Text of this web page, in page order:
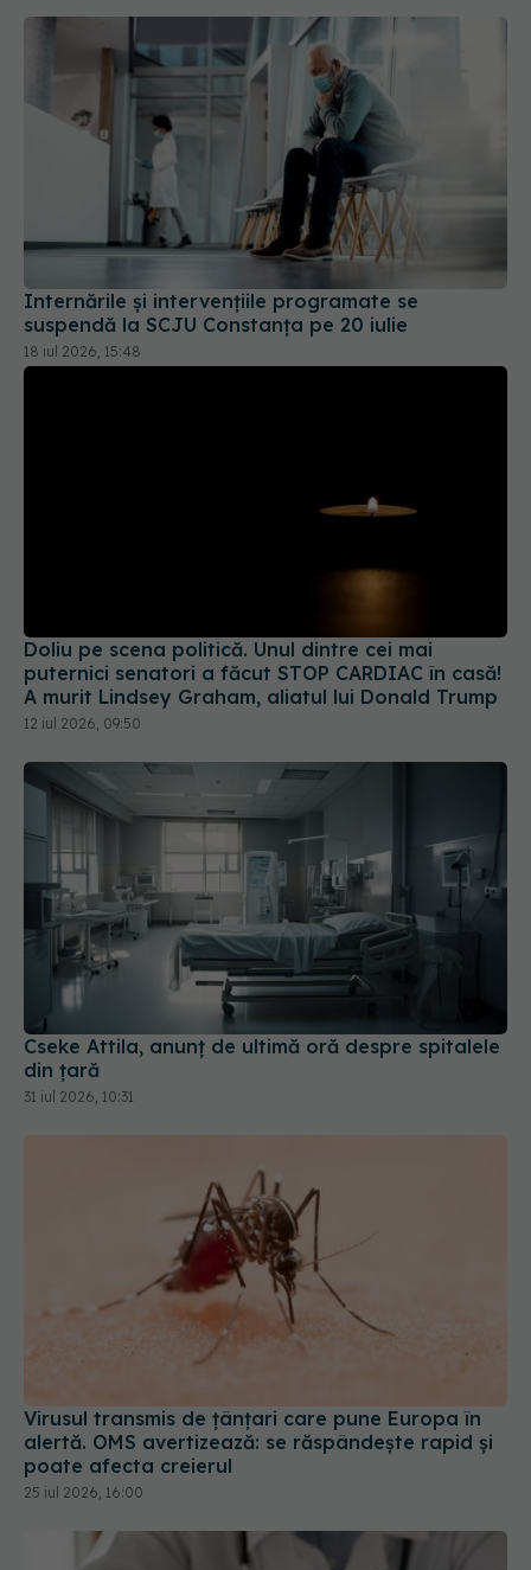
Internările și intervențiile programate se
suspendă la SCJU Constanța pe 20 iulie
18 iul 2026, 15:48
Doliu pe scena politică. Unul dintre cei mai
puternici senatori a făcut STOP CARDIAC în casă!
A murit Lindsey Graham, aliatul lui Donald Trump
12 iul 2026, 09:50
Cseke Attila, anunț de ultimă oră despre spitalele
din țară
31 iul 2026, 10:31
Virusul transmis de țânțari care pune Europa în
alertă. OMS avertizează: se răspândește rapid și
poate afecta creierul
25 iul 2026, 16:00